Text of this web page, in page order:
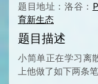
题目地址：洛谷：
育新生态
题目描述
小简单正在学习离
上他做了如下两条